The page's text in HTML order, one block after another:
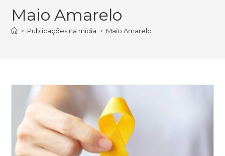
Maio Amarelo
> Publicações na mídia > Maio Amarelo